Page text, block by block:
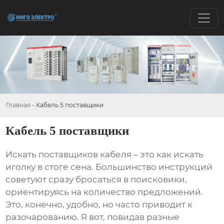
Главная - Кабель 5 поставщики
Кабель 5 поставщики
Искать поставщиков кабеля – это как искать
иголку в стоге сена. Большинство инструкций
советуют сразу бросаться в поисковики,
ориентируясь на количество предложений.
Это, конечно, удобно, но часто приводит к
разочарованию. Я вот, повидав разные